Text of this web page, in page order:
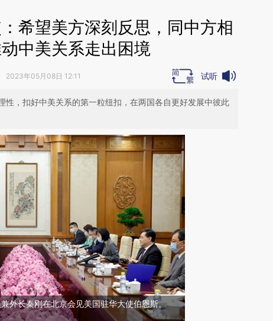
希望美方深刻反思，同中方相
中美关系走出困境
2023年05月08日 12:11 试听
性，扣好中美关系的第一粒纽扣，在两国各自更好发展中彼此
外长秦刚在北京会见美国驻华大使伯恩斯。